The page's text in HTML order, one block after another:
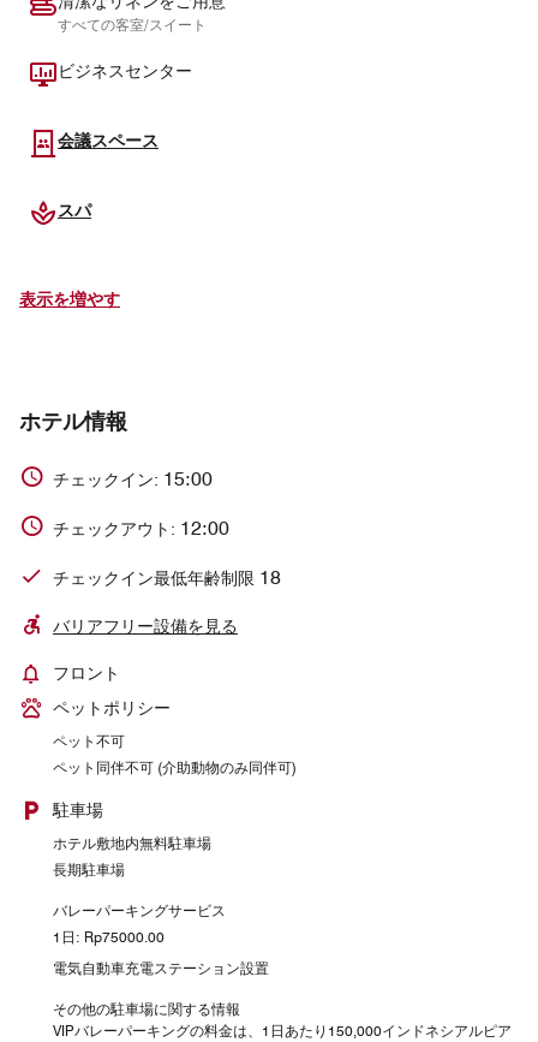
すべての客室/スイート
ビジネスセンター
会議スペース
スパ
表示を増やす
ホテル情報
チェックイン: 15:00
チェックアウト: 12:00
チェックイン最低年齢制限 18
バリアフリー設備を見る
フロント
ペットポリシー
ペット不可
ペット同伴不可 (介助動物のみ同伴可)
駐車場
ホテル敷地内無料駐車場
長期駐車場
バレーパーキングサービス
1日: Rp75000.00
電気自動車充電ステーション設置
その他の駐車場に関する情報
VIPバレーパーキングの料金は、1日あたり150,000インドネシアルピア